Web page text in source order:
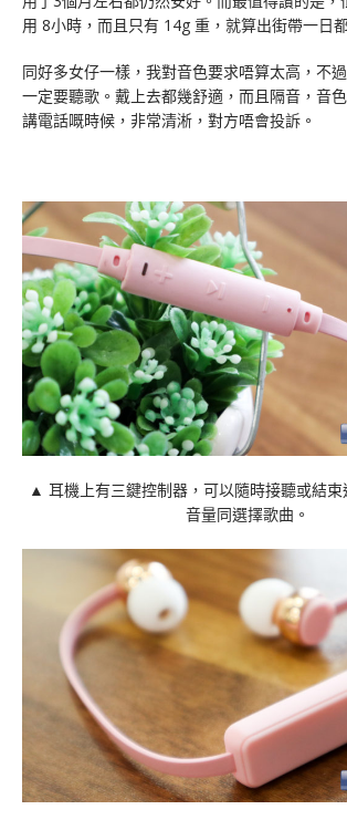
用 8小時，而且只有 14g 重，就算出街帶一日
同好多女仔一樣，我對音色要求唔算太高，不
一定要聽歌。戴上去都幾舒適，而且隔音，音
講電話嘅時候，非常清淅，對方唔會投訴。
▲ 耳機上有三鍵控制器，可以隨時接聽或結束
音量同選擇歌曲。